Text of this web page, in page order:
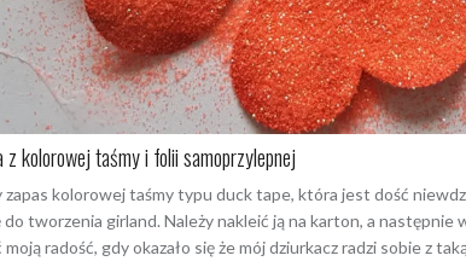
z kolorowej taśmy i folii samoprzylepnej
zapas kolorowej taśmy typu duck tape, która jest dość
do tworzenia girland. Należy nakleić ją na karton, a następnie
radość, gdy okazało się że mój dziurkacz radzi sobie z